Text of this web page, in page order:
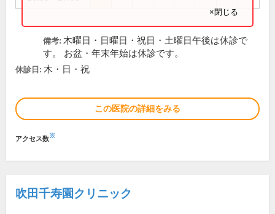
×閉じる
備考: 木曜日・日曜日・祝日・土曜日午後は休診で
す。 お盆・年末年始は休診です。
休診日: 木・日・祝
この医院の詳細をみる
アクセス数※
吹田千寿園クリニック